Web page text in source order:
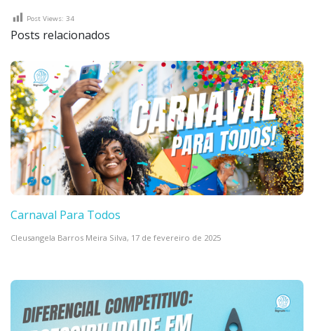
Post Views: 34
Posts relacionados
Carnaval Para Todos
Cleusangela Barros Meira Silva, 17 de fevereiro de 2025